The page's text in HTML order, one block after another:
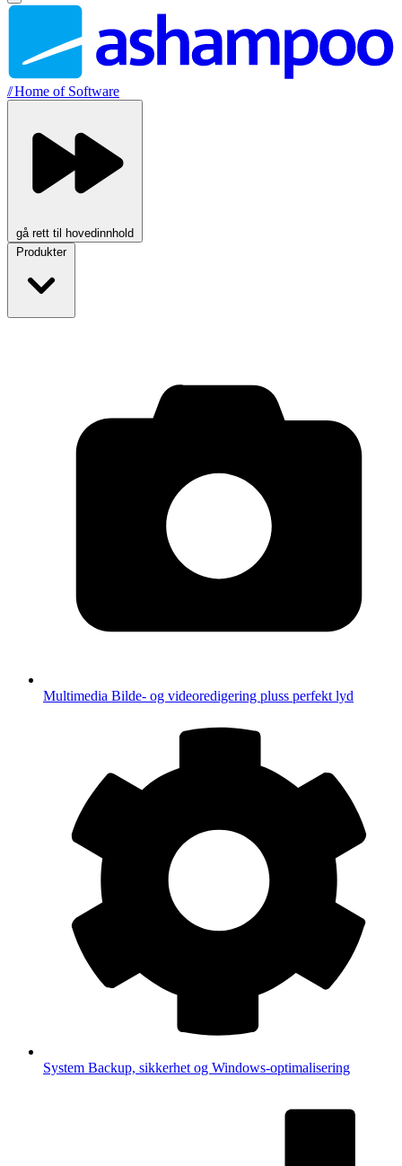
//Home of Software
gå rett til hovedinnhold
Produkter
Multimedia Bilde- og videoredigering pluss perfekt lyd
System Backup, sikkerhet og Windows-optimalisering